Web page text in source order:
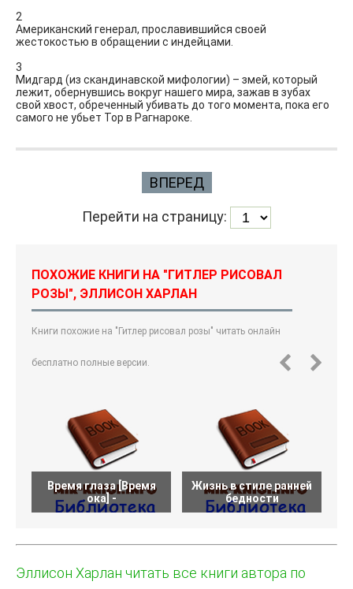
2
Американский генерал, прославившийся своей
жестокостью в обращении с индейцами.
3
Мидгард (из скандинавской мифологии) – змей, который
лежит, обернувшись вокруг нашего мира, зажав в зубах
свой хвост, обреченный убивать до того момента, пока его
самого не убьет Тор в Рагнароке.
ВПЕРЕД
Перейти на страницу:
ПОХОЖИЕ КНИГИ НА "ГИТЛЕР РИСОВАЛ
РОЗЫ", ЭЛЛИСОН ХАРЛАН
Книги похожие на "Гитлер рисовал розы" читать онлайн
бесплатно полные версии.
Время глаза [Время
ока] -
Жизнь в стиле ранней
бедности
Эллисон Харлан читать все книги автора по